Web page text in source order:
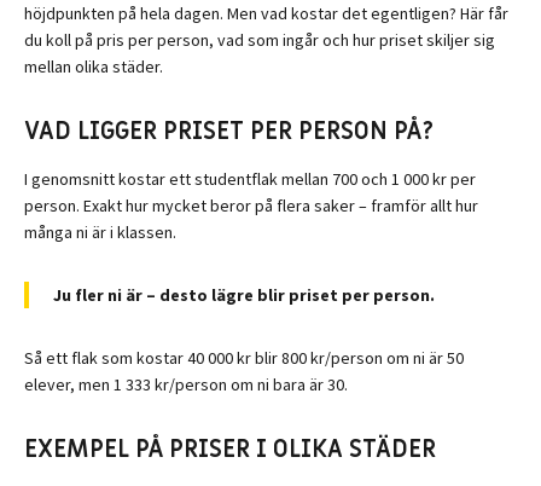
höjdpunkten på hela dagen. Men vad kostar det egentligen? Här får
du koll på pris per person, vad som ingår och hur priset skiljer sig
mellan olika städer.
VAD LIGGER PRISET PER PERSON PÅ?
I genomsnitt kostar ett studentflak mellan 700 och 1 000 kr per
person. Exakt hur mycket beror på flera saker – framför allt hur
många ni är i klassen.
Ju fler ni är – desto lägre blir priset per person.
Så ett flak som kostar 40 000 kr blir 800 kr/person om ni är 50
elever, men 1 333 kr/person om ni bara är 30.
EXEMPEL PÅ PRISER I OLIKA STÄDER